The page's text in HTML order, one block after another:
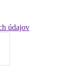
údajov